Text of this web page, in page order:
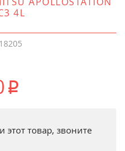
4L
p
этот товар, звоните